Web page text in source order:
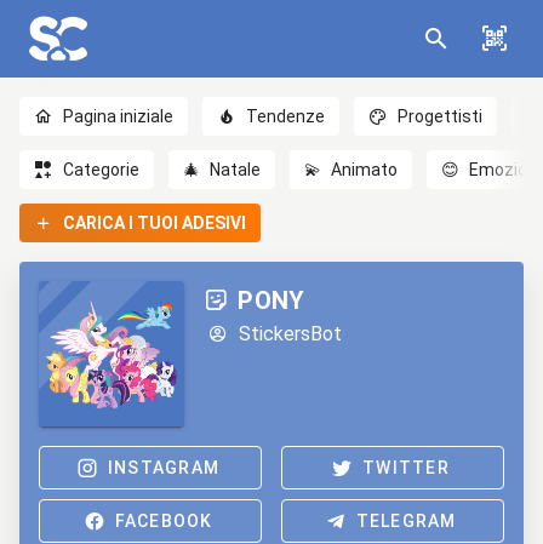
Pagina iniziale Tendenze Progettisti
Categorie 🎄 Natale 💫 Animato 😊 Emozioni
CARICA I TUOI ADESIVI
PONY
StickersBot
INSTAGRAM TWITTER
FACEBOOK TELEGRAM